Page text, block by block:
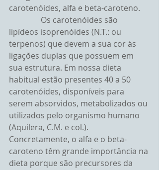
carotenóides, alfa e beta-caroteno.
lipídeos isoprenóides (N.T.: ou
terpenos) que devem a sua cor às
ligações duplas que possuem em
sua estrutura. Em nossa dieta
habitual estão presentes 40 a 50
carotenóides, disponíveis para
serem absorvidos, metabolizados ou
utilizados pelo organismo humano
(Aquilera, C.M. e col.).
Concretamente, o alfa e o beta-
caroteno têm grande importância na
dieta porque são precursores da